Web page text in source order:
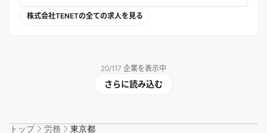
株式会社TENETの全ての求人を見る
20/117 企業を表示中
さらに読み込む
トップ 労務
東京都